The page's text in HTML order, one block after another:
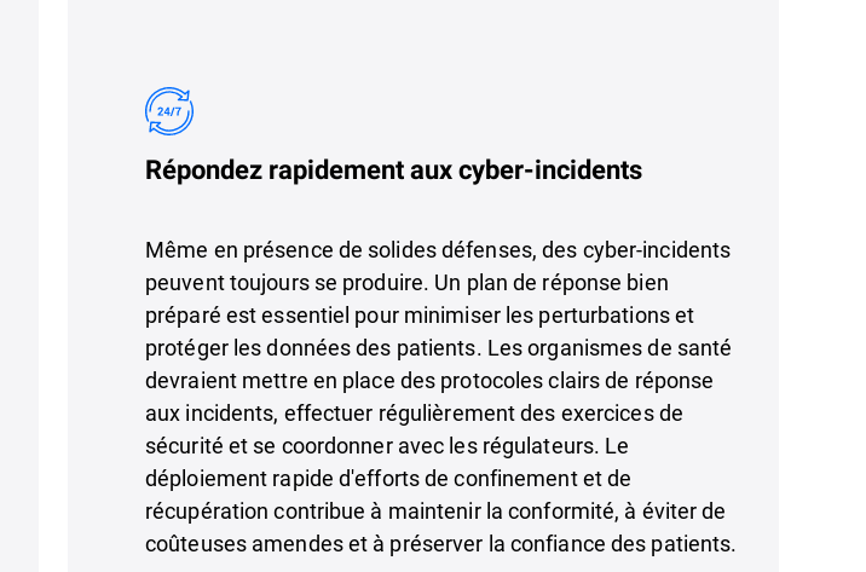
Répondez rapidement aux cyber-incidents
Même en présence de solides défenses, des cyber-incidents
peuvent toujours se produire. Un plan de réponse bien
préparé est essentiel pour minimiser les perturbations et
protéger les données des patients. Les organismes de santé
devraient mettre en place des protocoles clairs de réponse
aux incidents, effectuer régulièrement des exercices de
sécurité et se coordonner avec les régulateurs. Le
déploiement rapide d'efforts de confinement et de
récupération contribue à maintenir la conformité, à éviter de
coûteuses amendes et à préserver la confiance des patients.